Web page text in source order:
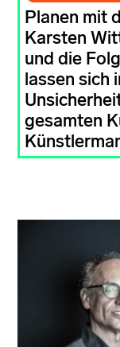
Planen mit
Karsten
und die
lassen sich
gesamten